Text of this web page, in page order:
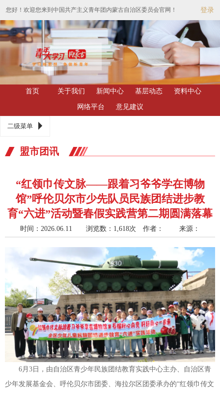
您好！欢迎您来到中国共产主义青年团内蒙古自治区委员会官网！ 登录
首页 关于我们 新闻中心 基层动态 资料中心
网络平台 意见建议
二级菜单
盟市团讯
“红领巾传文脉——跟着习爷爷学在博物
馆”呼伦贝尔市少先队员民族团结进步教
育“六进”活动暨春假实践营第二期圆满落幕
时间：2026.06.11 浏览数：1,618次 作者： 来源：
6月3日，由自治区青少年民族团结教育实践中心主办、自治区青
少年发展基金会、呼伦贝尔市团委、海拉尔区团委承办的“红领巾传文